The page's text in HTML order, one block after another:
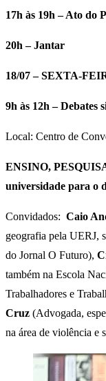
17h às 19h – Ato do
20h – Jantar
18/07 – SEXTA-
9h às 12h –
Local: Centro de
ENSINO,
universidade para o
Convidados: Caio
geografia pela UERJ,
do Jornal O Futuro),
também na Escola
Trabalhadores e
Cruz (Advogada,
na área de violência e